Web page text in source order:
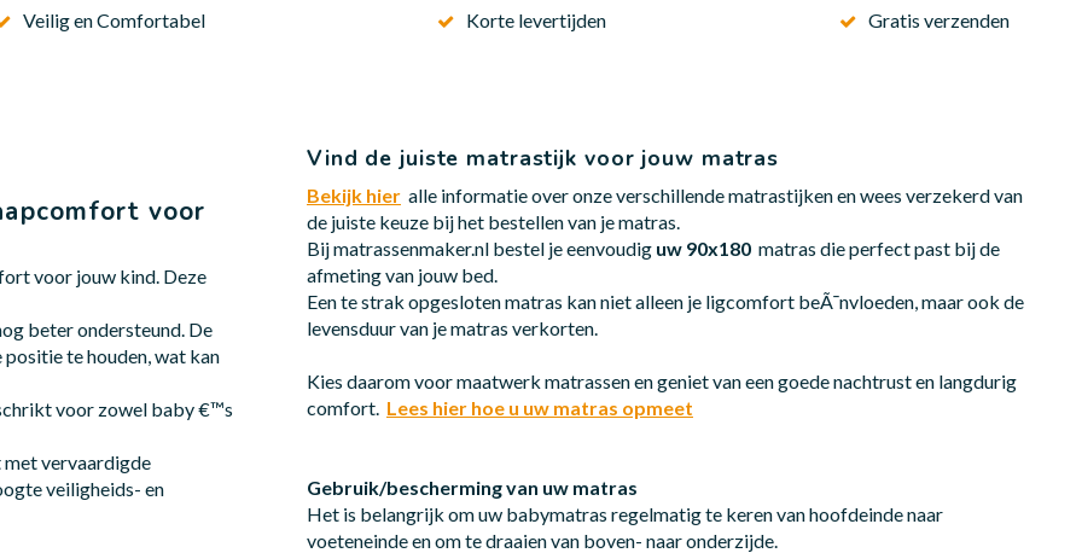
Veilig en Comfortabel Korte levertijden Gratis verzenden
voor
voor jouw kind. Deze
beter ondersteund. De
te houden, wat kan
voor zowel baby €™s
vervaardigde
veiligheids- en
Vind de juiste matrastijk voor jouw matras
Bekijk hier alle informatie over onze verschillende matrastijken en wees verzekerd van
de juiste keuze bij het bestellen van je matras.
Bij matrassenmaker.nl bestel je eenvoudig uw 90x180 matras die perfect past bij de
afmeting van jouw bed.
Een te strak opgesloten matras kan niet alleen je ligcomfort beÃ¯nvloeden, maar ook de
levensduur van je matras verkorten.
Kies daarom voor maatwerk matrassen en geniet van een goede nachtrust en langdurig
comfort. Lees hier hoe u uw matras opmeet
Gebruik/bescherming van uw matras
Het is belangrijk om uw babymatras regelmatig te keren van hoofdeinde naar
voeteneinde en om te draaien van boven- naar onderzijde.